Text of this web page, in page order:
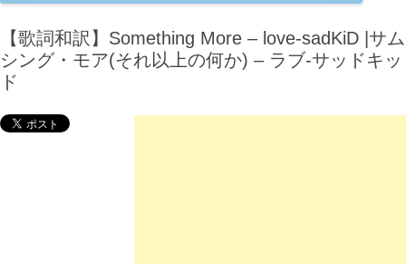
【歌詞和訳】Something More – love-sadKiD |サム
シング・モア(それ以上の何か) – ラブ-サッドキッ
ド